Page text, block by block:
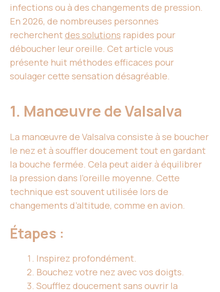
infections ou à des changements de pression.
En 2026, de nombreuses personnes
recherchentdes solutions rapides pour
déboucher leur oreille. Cet article vous
présente huit méthodes efficaces pour
soulager cette sensation désagréable.
1. Manœuvre de Valsalva
La manœuvre de Valsalva consiste à se boucher
le nez et à souffler doucement tout en gardant
la bouche fermée. Cela peut aider à équilibrer
la pression dans l’oreille moyenne. Cette
technique est souvent utilisée lors de
changements d’altitude, comme en avion.
Étapes :
Inspirez profondément.
Bouchez votre nez avec vos doigts.
Soufflez doucement sans ouvrir la